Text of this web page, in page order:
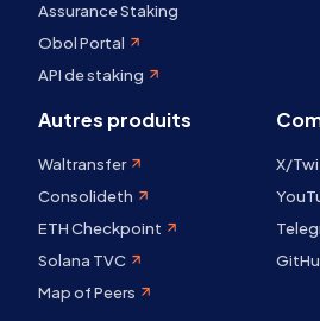
Assurance Staking
Obol Portal
API de staking
Autres produits
Waltransfer
Consolideth
ETH Checkpoint
Solana TVC
Map of Peers
X/